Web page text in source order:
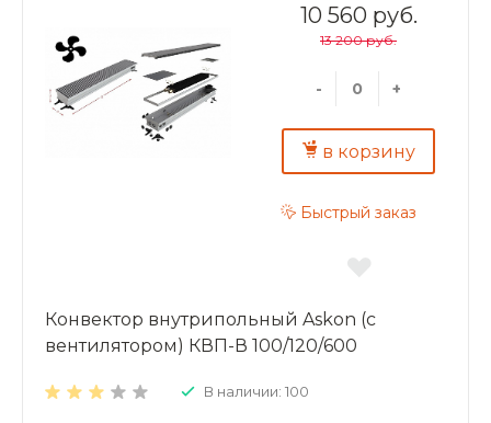
10 560 руб.
13 200 руб.
- +
в корзину
Быстрый заказ
Конвектор внутрипольный Askon (с
вентилятором) КВП-В 100/120/600
В наличии: 100